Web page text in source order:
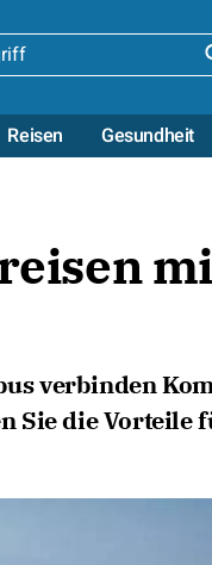
Reisen Gesundheit
verbinden
Sie die Vorteile